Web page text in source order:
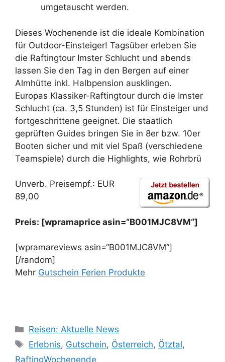
umgetauscht werden.
Dieses Wochenende ist die ideale Kombination
für Outdoor-Einsteiger! Tagsüber erleben Sie
die Raftingtour Imster Schlucht und abends
lassen Sie den Tag in den Bergen auf einer
Almhütte inkl. Halbpension ausklingen.
Europas Klassiker-Raftingtour durch die Imster
Schlucht (ca. 3,5 Stunden) ist für Einsteiger und
fortgeschrittene geeignet. Die staatlich
geprüften Guides bringen Sie in 8er bzw. 10er
Booten sicher und mit viel Spaß (verschiedene
Teamspiele) durch die Highlights, wie Rohrbrü
Unverb. Preisempf.: EUR
89,00
Preis: [wpramaprice asin=“B001MJC8VM“]
[wpramareviews asin=“B001MJC8VM“]
[/random]
Mehr Gutschein Ferien Produkte
Kategorien
Reisen: Aktuelle News
Schlagwörter
Erlebnis, Gutschein, Österreich, Ötztal,
RaftingWochenende